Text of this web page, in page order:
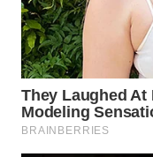
Wahana
Media
Group
WAHANA
NEWS
WAHANA